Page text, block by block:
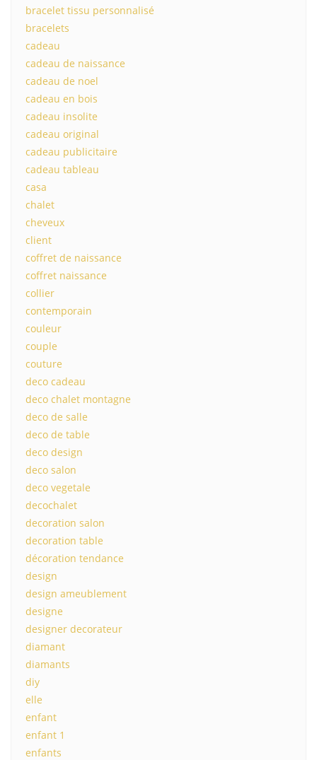
bracelet tissu personnalisé
bracelets
cadeau
cadeau de naissance
cadeau de noel
cadeau en bois
cadeau insolite
cadeau original
cadeau publicitaire
cadeau tableau
casa
chalet
cheveux
client
coffret de naissance
coffret naissance
collier
contemporain
couleur
couple
couture
deco cadeau
deco chalet montagne
deco de salle
deco de table
deco design
deco salon
deco vegetale
decochalet
decoration salon
decoration table
décoration tendance
design
design ameublement
designe
designer decorateur
diamant
diamants
diy
elle
enfant
enfant 1
enfants